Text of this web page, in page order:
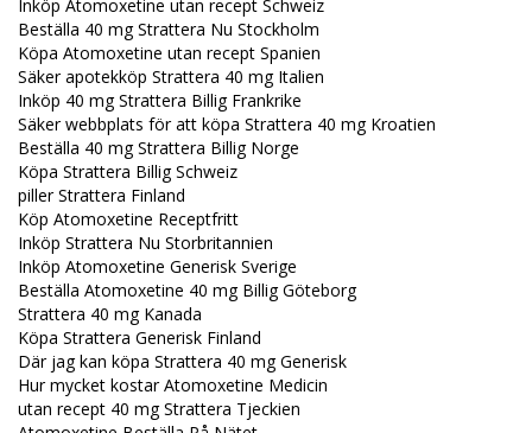
Inköp Atomoxetine utan recept Schweiz
Beställa 40 mg Strattera Nu Stockholm
Köpa Atomoxetine utan recept Spanien
Säker apotekköp Strattera 40 mg Italien
Inköp 40 mg Strattera Billig Frankrike
Säker webbplats för att köpa Strattera 40 mg Kroatien
Beställa 40 mg Strattera Billig Norge
Köpa Strattera Billig Schweiz
piller Strattera Finland
Köp Atomoxetine Receptfritt
Inköp Strattera Nu Storbritannien
Inköp Atomoxetine Generisk Sverige
Beställa Atomoxetine 40 mg Billig Göteborg
Strattera 40 mg Kanada
Köpa Strattera Generisk Finland
Där jag kan köpa Strattera 40 mg Generisk
Hur mycket kostar Atomoxetine Medicin
utan recept 40 mg Strattera Tjeckien